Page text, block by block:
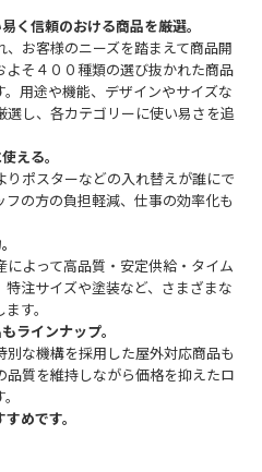
く信頼のおける商品を厳選。
お客様のニーズを踏まえて商品開
そ４００種類の選び抜かれた商品
用途や機能、デザインやサイズな
し、各カテゴリーに使い易さを追
える。
ポスターなどの入れ替えが誰にで
の方の負担軽減、仕事の効率化も
よって高品質・安定供給・タイム
注サイズや塗装など、さまざまな
す。
ラインナップ。
な機構を採用した屋外対応商品も
質を維持しながら価格を抑えたロ
めです。